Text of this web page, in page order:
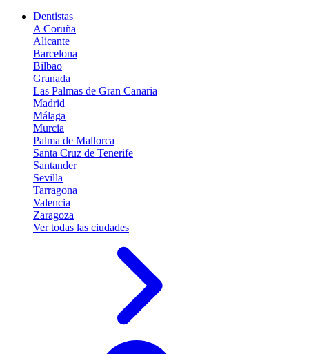
Dentistas
A Coruña
Alicante
Barcelona
Bilbao
Granada
Las Palmas de Gran Canaria
Madrid
Málaga
Murcia
Palma de Mallorca
Santa Cruz de Tenerife
Santander
Sevilla
Tarragona
Valencia
Zaragoza
Ver todas las ciudades